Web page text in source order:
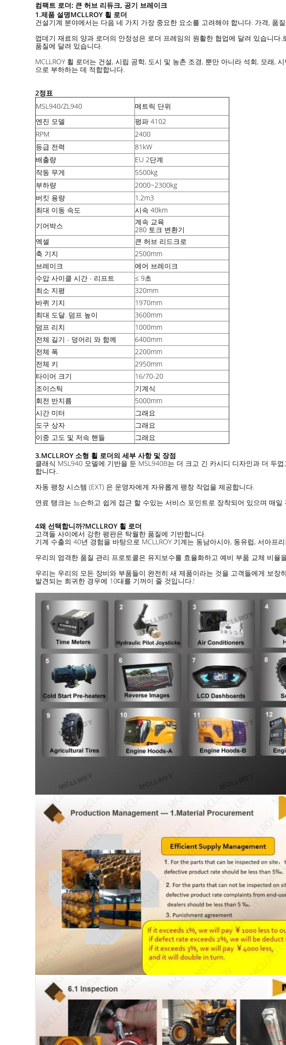
컴팩트 로더: 큰 허브 리듀크, 공기 브레이크
1.제품 설명MCLLROY 휠 로더
건설기계 분야에서는 다음 네 가지 가장 중요한 요소를 고려해야 합니다. 가격, 품
껍데기 재료의 양과 로더의 안정성은 로더 프레임의 원활한 협업에 달려 있습니
품질에 달려 있습니다.
MCLLROY 휠 로더는 건설, 시립 공학, 도시 및 농촌 조경, 뿐만 아니라 석회, 모래,
으로 부하하는 데 적합합니다.
2정표
MSL940/ZL940
메트릭 단위
엔진 모델
펑파 4102
RPM
2400
등급 전력
81kW
배출량
EU 2단계
작동 무게
5500kg
부하량
2000~2300kg
버킷 용량
1.2m3
최대 이동 속도
시속 40km
기어박스
계속 교육
280 토크 변환기
엑셀
큰 허브 리드크로
축 기지
2500mm
브레이크
에어 브레이크
수압 사이클 시간 - 리프트
≤ 9초
최소 지평
320mm
바퀴 기지
1970mm
최대 도달. 덤프 높이
3600mm
덤프 리치
1000mm
전체 길기 - 덩어리 와 함께
6400mm
전체 폭
2200mm
전체 키
2950mm
타이어 크기
16/70-20
조이스틱
기계식
회전 반지름
5000mm
시간 미터
그래요
도구 상자
그래요
이중 고도 및 저속 핸들
그래요
3.MCLLROY 소형 휠 로더의 세부 사항 및 장점
클래식 MSL940 모델에 기반을 둔 MSL940B는 더 크고 긴 카시디 디자인과 더 두
합니다..
자동 팽창 시스템 (EXT) 은 운영자에게 자유롭게 팽창 작업을 제공합니다.
연료 탱크는 느슨하고 쉽게 접근 할 수있는 서비스 포인트로 장착되어 있으며 매
4왜 선택합니까?MCLLROY 휠 로더
고객들 사이에서 강한 평판은 탁월한 품질에 기반합니다.
기계 수출의 40년 경험을 바탕으로 MCLLROY 기계는 동남아시아, 동유럽, 서아
우리의 엄격한 품질 관리 프로토콜은 유지보수를 효율화하고 예비 부품 교체 비율
우리는 우리의 모든 장비와 부품들이 완전히 새 제품이라는 것을 고객들에게 보
발견되는 희귀한 경우에 10대를 기꺼이 줄 것입니다.!